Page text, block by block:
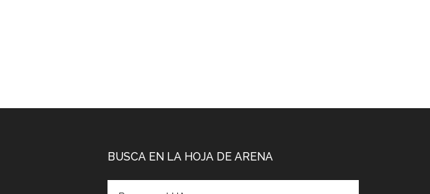
BUSCA EN LA HOJA DE ARENA